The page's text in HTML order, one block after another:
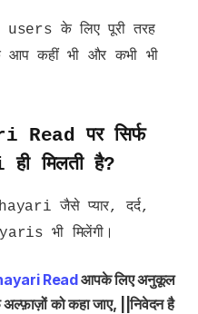
users के लिए पूरी तरह
आप कहीं भी और कभी भी
पर सिर्फ
मिलती है?
जैसे प्यार, दर्द,
भी मिलेंगी।
Readआपके लिए अनुकूल
को कहा जाए, ||निवेदन है